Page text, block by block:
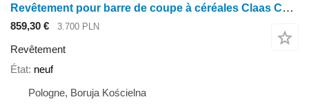
Revêtement pour barre de coupe à céréales Claas C430
859,30 € 3.700 PLN
Revêtement
État neuf
Pologne, Boruja Kościelna